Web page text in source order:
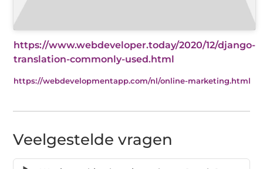
https://www.webdeveloper.today/2020/12/django-
translation-commonly-used.html
https://webdevelopmentapp.com/nl/online-marketing.html
Veelgestelde vragen